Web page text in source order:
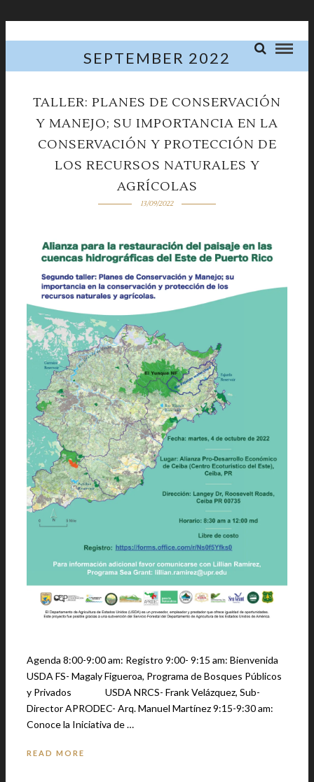
SEPTEMBER 2022
TALLER: PLANES DE CONSERVACIÓN
Y MANEJO; SU IMPORTANCIA EN LA
CONSERVACIÓN Y PROTECCIÓN DE
LOS RECURSOS NATURALES Y
AGRÍCOLAS
13/09/2022
Agenda 8:00-9:00 am: Registro 9:00- 9:15 am: Bienvenida
USDA FS- Magaly Figueroa, Programa de Bosques Públicos
y Privados USDA NRCS- Frank Velázquez, Sub-
Director APRODEC- Arq. Manuel Martínez 9:15-9:30 am:
Conoce la Iniciativa de …
READ MORE